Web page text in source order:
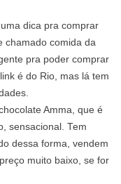
dica pra comprar
chamado comida da
pra poder comprar
é do Rio, mas lá tem
Amma, que é
sensacional. Tem
dessa forma, vendem
muito baixo, se for